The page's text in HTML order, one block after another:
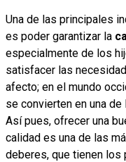
Una de las principales
es poder garantizar la
especialmente de los
satisfacer las
afecto; en el mundo
se convierten en una de
Así pues, ofrecer una
calidad es una de las
deberes, que tienen los